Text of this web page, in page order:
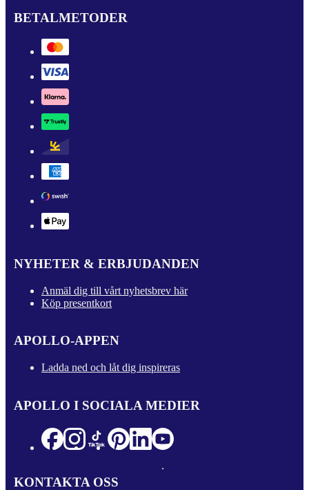
BETALMETODER
NYHETER & ERBJUDANDEN
Anmäl dig till vårt nyhetsbrev här
Köp presentkort
APOLLO-APPEN
Ladda ned och låt dig inspireras
APOLLO I SOCIALA MEDIER
KONTAKTA OSS